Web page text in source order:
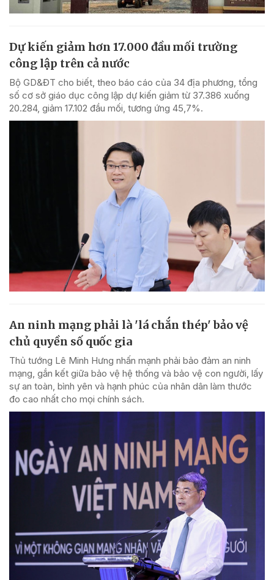
Dự kiến giảm hơn 17.000 đầu mối trường
công lập trên cả nước
Bộ GD&ĐT cho biết, theo báo cáo của 34 địa phương, tổng
số cơ sở giáo dục công lập dự kiến giảm từ 37.386 xuống
20.284, giảm 17.102 đầu mối, tương ứng 45,7%.
An ninh mạng phải là 'lá chắn thép' bảo vệ
chủ quyền số quốc gia
Thủ tướng Lê Minh Hưng nhấn mạnh phải bảo đảm an ninh
mạng, gắn kết giữa bảo vệ hệ thống và bảo vệ con người, lấy
sự an toàn, bình yên và hạnh phúc của nhân dân làm thước
đo cao nhất cho mọi chính sách.